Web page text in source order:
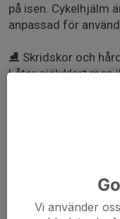
på isen. Cykelhjälm
anpassad för
⛸️ Skridskor och
Låter självklart men
Det behövs inga
med smidiga
🧣Smidiga kläder
Vi använder